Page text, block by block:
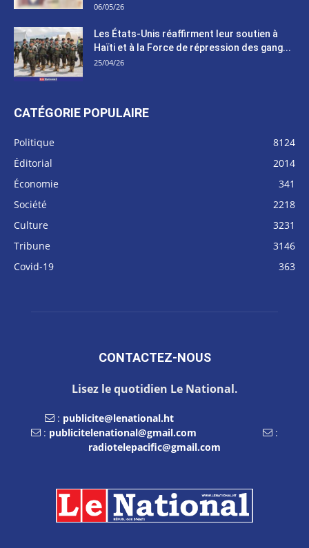
06/05/26
Les États-Unis réaffirment leur soutien à
Haïti et à la Force de répression des gang...
25/04/26
CATÉGORIE POPULAIRE
Politique
8124
Éditorial
2014
Économie
341
Société
2218
Culture
3231
Tribune
3146
Covid-19
363
CONTACTEZ-NOUS
Lisez le quotidien Le National.
: publicite@lenational.ht
: publicitelenational@gmail.com
:
radiotelepacific@gmail.com